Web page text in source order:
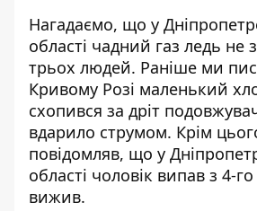
Нагадаємо, що у
області чадний газ ледь не
трьох людей. Раніше ми
Кривому Розі маленький
схопився за дріт
вдарило струмом. Крім
повідомляв, що у
області чоловік випав з 4-
вижив.